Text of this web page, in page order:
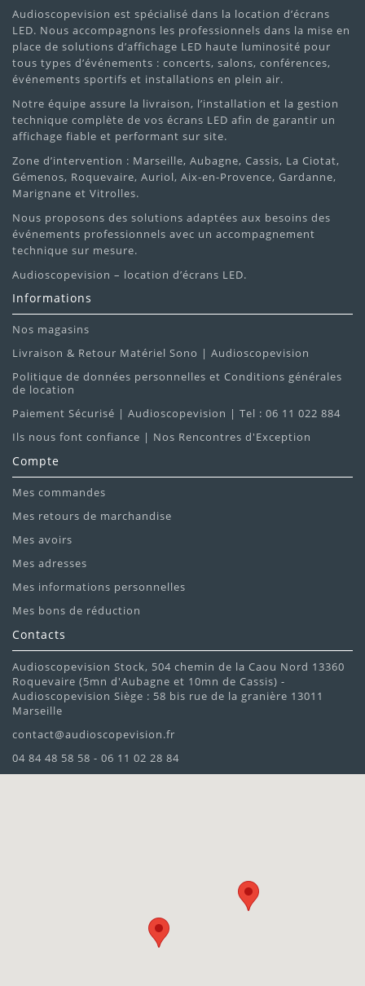
Audioscopevision est spécialisé dans la location d’écrans
LED. Nous accompagnons les professionnels dans la mise en
place de solutions d’affichage LED haute luminosité pour
tous types d’événements : concerts, salons, conférences,
événements sportifs et installations en plein air.
Notre équipe assure la livraison, l’installation et la gestion
technique complète de vos écrans LED afin de garantir un
affichage fiable et performant sur site.
Zone d’intervention : Marseille, Aubagne, Cassis, La Ciotat,
Gémenos, Roquevaire, Auriol, Aix-en-Provence, Gardanne,
Marignane et Vitrolles.
Nous proposons des solutions adaptées aux besoins des
événements professionnels avec un accompagnement
technique sur mesure.
Audioscopevision – location d’écrans LED.
Informations
Nos magasins
Livraison & Retour Matériel Sono | Audioscopevision
Politique de données personnelles et Conditions générales
de location
Paiement Sécurisé | Audioscopevision | Tel : 06 11 022 884
Ils nous font confiance | Nos Rencontres d'Exception
Compte
Mes commandes
Mes retours de marchandise
Mes avoirs
Mes adresses
Mes informations personnelles
Mes bons de réduction
Contacts
Audioscopevision Stock, 504 chemin de la Caou Nord 13360
Roquevaire (5mn d'Aubagne et 10mn de Cassis) -
Audioscopevision Siège : 58 bis rue de la granière 13011
Marseille
contact@audioscopevision.fr
04 84 48 58 58 - 06 11 02 28 84